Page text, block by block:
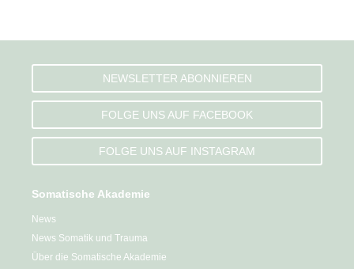
NEWSLETTER ABONNIEREN
FOLGE UNS AUF FACEBOOK
FOLGE UNS AUF INSTAGRAM
Somatische Akademie
News
News Somatik und Trauma
Über die Somatische Akademie